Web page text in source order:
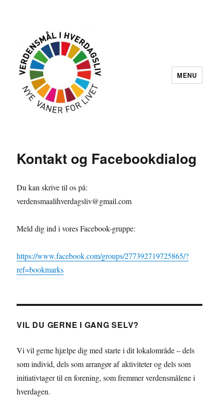
MENU
Kontakt og Facebookdialog
Du kan skrive til os på:
verdensmaalihverdagsliv@gmail.com
Meld dig ind i vores Facebook-gruppe:
https://www.facebook.com/groups/277392719725865/?
ref=bookmarks
VIL DU GERNE I GANG SELV?
Vi vil gerne hjælpe dig med starte i dit lokalområde – dels
som individ, dels som arrangør af aktiviteter og dels som
initiativtager til en forening, som fremmer verdensmålene i
hverdagen.